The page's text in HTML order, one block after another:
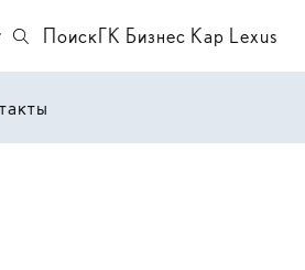
ПоискГК Бизнес Кар Lexus